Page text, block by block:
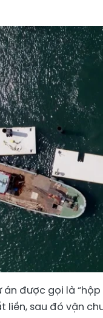
được gọi là
sau đó vận